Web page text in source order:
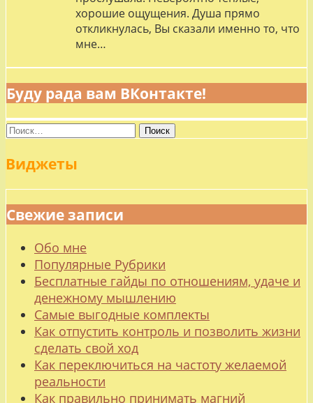
хорошие ощущения. Душа прямо
откликнулась, Вы сказали именно то, что
мне…
Буду рада вам ВКонтакте!
Найти:
Виджеты
Свежие записи
Обо мне
Популярные Рубрики
Бесплатные гайды по отношениям, удаче и
денежному мышлению
Самые выгодные комплекты
Как отпустить контроль и позволить жизни
сделать свой ход
Как переключиться на частоту желаемой
реальности
Как правильно принимать магний